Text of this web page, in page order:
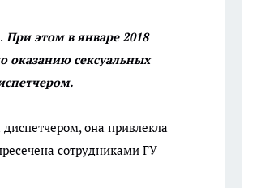
При этом в январе 2018
оказанию сексуальных
она привлекла
сотрудниками ГУ